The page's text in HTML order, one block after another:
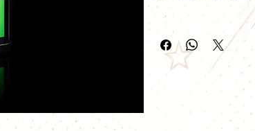
Vendu en boite de 5
Les coils pré-
ceux qui trouvent la
coils ennuyeuse. Ces
offrent une intensité
une vaste production
coils préfabriqués